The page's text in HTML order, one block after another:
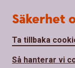
Säkerhet
Ta tillbaka
Så hanterar vi